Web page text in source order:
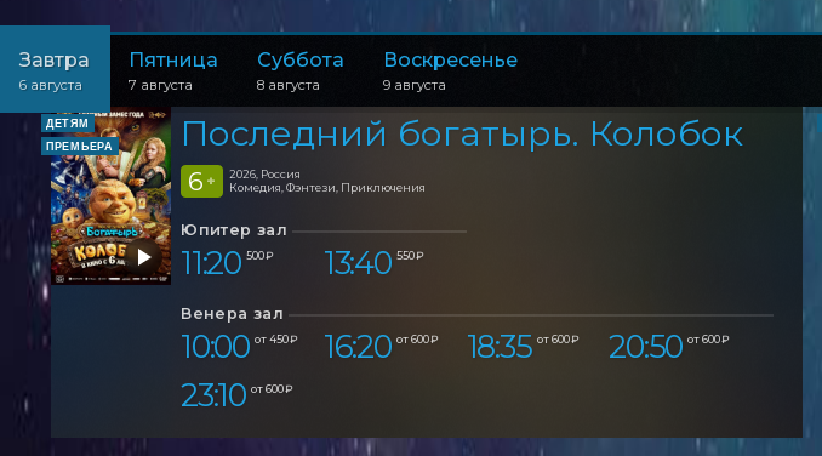
Завтра
6 августа
Пятница
7 августа
Суббота
8 августа
Воскресенье
9 августа
ДЕТЯМ
ПРЕМЬЕРА
Последний богатырь. Колобок
6 +
2026, Россия
Комедия, Фэнтези, Приключения
Юпитер зал
11:20 500 ₽ 13:40 550 ₽
Венера зал
10:00 от 450 ₽ 16:20 от 600 ₽ 18:35 от 600 ₽ 20:50 от 600 ₽
23:10 от 600 ₽